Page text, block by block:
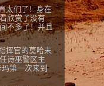
太们了！身在
欣赏了没有
不多了！并且
挥官的莫哈末
诗巫警区主
第一次来到